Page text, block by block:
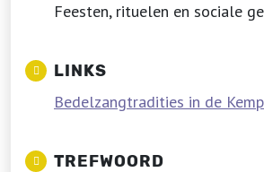
Feesten, rituelen en sociale
LINKS
Bedelzangtradities in de
TREFWOORD